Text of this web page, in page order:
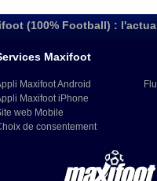
(100% Football) :
Maxifoot
Maxifoot Android
Maxifoot iPhone
web Mobile
de consentement